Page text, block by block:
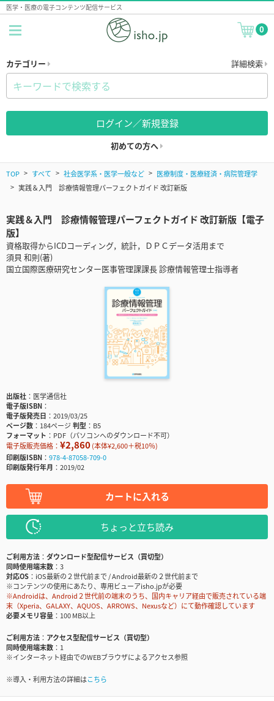
医学・医療の電子コンテンツ配信サービス
0
カテゴリー 詳細検索
ログイン／新規登録
初めての方へ
TOP すべて 社会医学系・医学一般など
医療制度・医療経済・病院管理学
実践＆入門 診療情報管理パーフェクトガイド 改訂新版
実践＆入門 診療情報管理パーフェクトガイド 改訂新版【電子
版】
資格取得からICDコーディング，統計，ＤＰＣデータ活用まで
須貝 和則(著)
国立国際医療研究センター医事管理課課長 診療情報管理士指導者
出版社
医学通信社
電子版ISBN
電子版発売日
2019/03/25
ページ数
184ページ判型
B5
フォーマット
PDF（パソコンへのダウンロード不可）
電子版販売価格： ¥2,860(本体¥2,600＋税10％)
印刷版ISBN
978-4-87058-709-0
印刷版発行年月
2019/02
カートに入れる
ちょっと立ち読み
ご利用方法
ダウンロード型配信サービス（買切型）
同時使用端末数
3
対応OS
iOS最新の２世代前まで / Android最新の２世代前まで
※コンテンツの使用にあたり、専用ビューアisho.jpが必要
※Androidは、Android２世代前の端末のうち、国内キャリア経由で販売されている端
末（Xperia、GALAXY、AQUOS、ARROWS、Nexusなど）にて動作確認しています
必要メモリ容量
100 MB以上
ご利用方法
アクセス型配信サービス（買切型）
同時使用端末数
1
※インターネット経由でのWEBブラウザによるアクセス参照
※導入・利用方法の詳細はこちら